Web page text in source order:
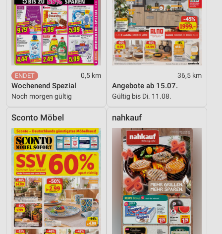
0,5 km
Wochenend Spezial
Noch morgen gültig
36,5 km
Angebote ab 15.07.
Gültig bis Di. 11.08.
Sconto Möbel nahkauf